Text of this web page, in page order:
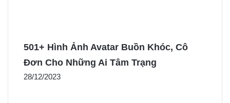
501+ Hình Ảnh Avatar Buồn Khóc, Cô
Đơn Cho Những Ai Tâm Trạng
28/12/2023